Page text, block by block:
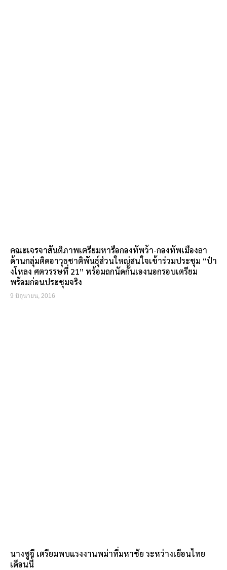
คณะเจรจาสันติภาพเตรียมหารือกองทัพว้า-กองทัพเมืองลา
ด้านกลุ่มติดอาวุธชาติพันธุ์ส่วนใหญ่สนใจเข้าร่วมประชุม “ป๋า
งโหลง ศตวรรษที่ 21” พร้อมถกนัดกันเองนอกรอบเตรียม
พร้อมก่อนประชุมจริง
9 มิถุนายน, 2016
นางซูจี เตรียมพบแรงงานพม่าที่มหาชัย ระหว่างเยือนไทย
เดือนนี้